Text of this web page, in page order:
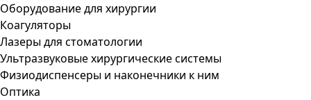
Оборудование для хирургии
Коагуляторы
Лазеры для стоматологии
Ультразвуковые хирургические системы
Физиодиспенсеры и наконечники к ним
Оптика